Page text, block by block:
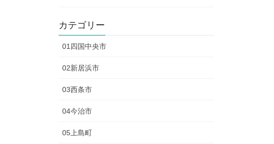
カテゴリー
01四国中央市
02新居浜市
03西条市
04今治市
05上島町